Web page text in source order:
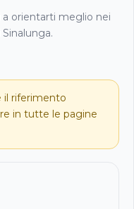
orientarti meglio nei
il riferimento
in tutte le pagine